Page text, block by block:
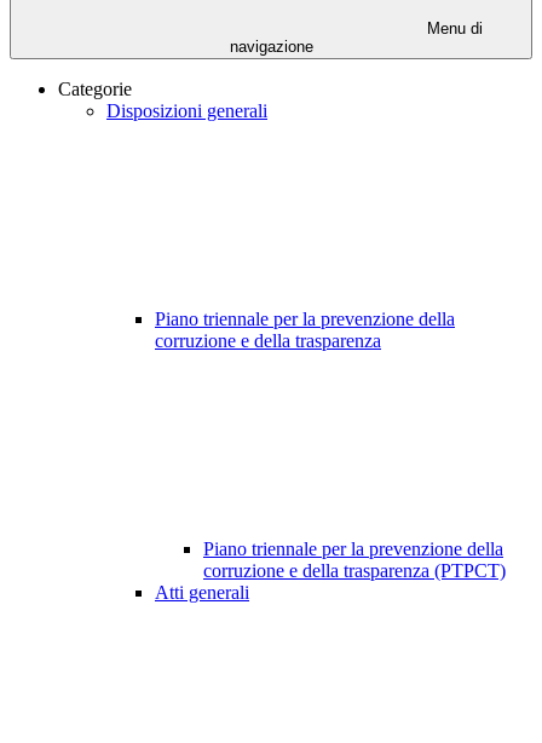
Menu di
navigazione
Categorie
Disposizioni generali
Piano triennale per la prevenzione della
corruzione e della trasparenza
Piano triennale per la prevenzione della
corruzione e della trasparenza (PTPCT)
Atti generali